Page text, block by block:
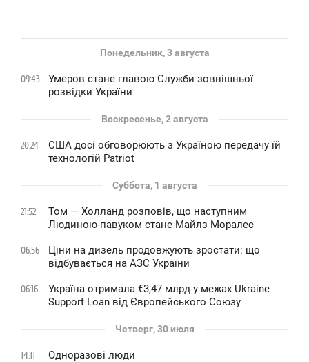
Понедельник, 3 августа
09:43
Умеров стане главою Служби зовнішньої
розвідки України
Воскресенье, 2 августа
20:24
США досі обговорюють з Україною передачу їй
технологій Patriot
Суббота, 1 августа
21:52
Том — Холланд розповів, що наступним
Людиною-павуком стане Майлз Моралес
06:56
Ціни на дизель продовжують зростати: що
відбувається на АЗС України
06:16
Україна отримала €3,47 млрд у межах Ukraine
Support Loan від Європейського Союзу
Четверг, 30 июля
14:11 Одноразові люди